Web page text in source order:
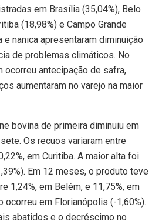
em Brasília (35,04%), Belo
(18,98%) e Campo Grande
e nanica apresentaram diminuição
de problemas climáticos. No
ocorreu antecipação de safra,
aumentaram no varejo na maior
bovina de primeira diminuiu em
Os recuos variaram entre
em Curitiba. A maior alta foi
Em 12 meses, o produto teve
1,24%, em Belém, e 11,75%, em
ocorreu em Florianópolis (-1,60%).
abatidos e o decréscimo no